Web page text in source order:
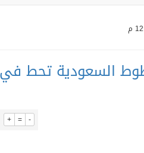
السعودية تحط في
+ = -